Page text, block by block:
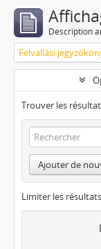
Description
Felvallási
Trouver les
Ajouter de
Limiter les